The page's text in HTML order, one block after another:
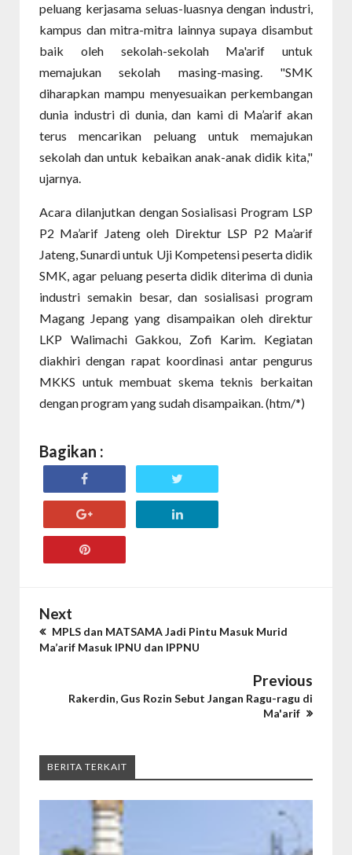
peluang kerjasama seluas-luasnya dengan industri,
kampus dan mitra-mitra lainnya supaya disambut
baik oleh sekolah-sekolah Ma'arif untuk
memajukan sekolah masing-masing. "SMK
diharapkan mampu menyesuaikan perkembangan
dunia industri di dunia, dan kami di Ma’arif akan
terus mencarikan peluang untuk memajukan
sekolah dan untuk kebaikan anak-anak didik kita,"
ujarnya.
Acara dilanjutkan dengan Sosialisasi Program LSP
P2 Ma’arif Jateng oleh Direktur LSP P2 Ma’arif
Jateng, Sunardi untuk Uji Kompetensi peserta didik
SMK, agar peluang peserta didik diterima di dunia
industri semakin besar, dan sosialisasi program
Magang Jepang yang disampaikan oleh direktur
LKP Walimachi Gakkou, Zofi Karim. Kegiatan
diakhiri dengan rapat koordinasi antar pengurus
MKKS untuk membuat skema teknis berkaitan
dengan program yang sudah disampaikan. (htm/*)
Bagikan :
Next
MPLS dan MATSAMA Jadi Pintu Masuk Murid
Ma’arif Masuk IPNU dan IPPNU
Previous
Rakerdin, Gus Rozin Sebut Jangan Ragu-ragu di
Ma'arif
BERITA TERKAIT